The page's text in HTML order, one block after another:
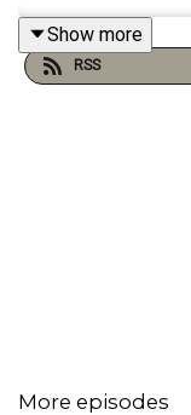
Ny turné med
2026:
Bland
Show more
RSS
More episodes